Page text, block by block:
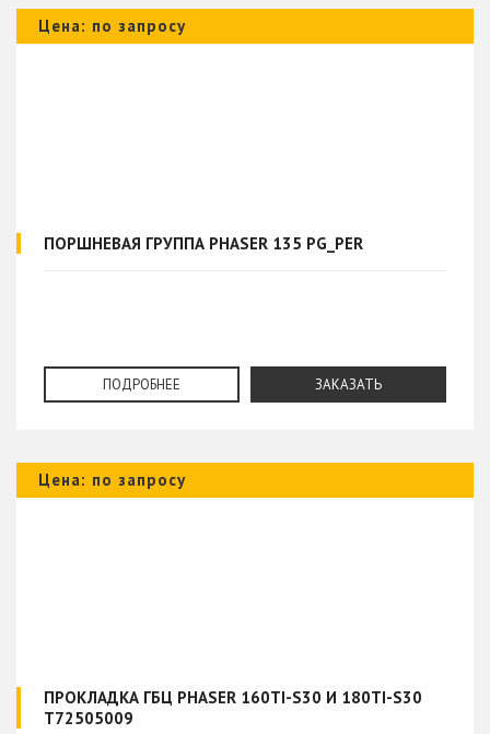
Цена: по запросу
ПОРШНЕВАЯ ГРУППА PHASER 135 PG_PER
ПОДРОБНЕЕ ЗАКАЗАТЬ
Цена: по запросу
ПРОКЛАДКА ГБЦ PHASER 160TI-S30 И 180TI-S30
T72505009